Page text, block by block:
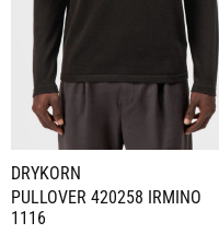
auf
der
Produktseite
gewählt
werden
DRYKORN
PULLOVER 420258 IRMINO
1116